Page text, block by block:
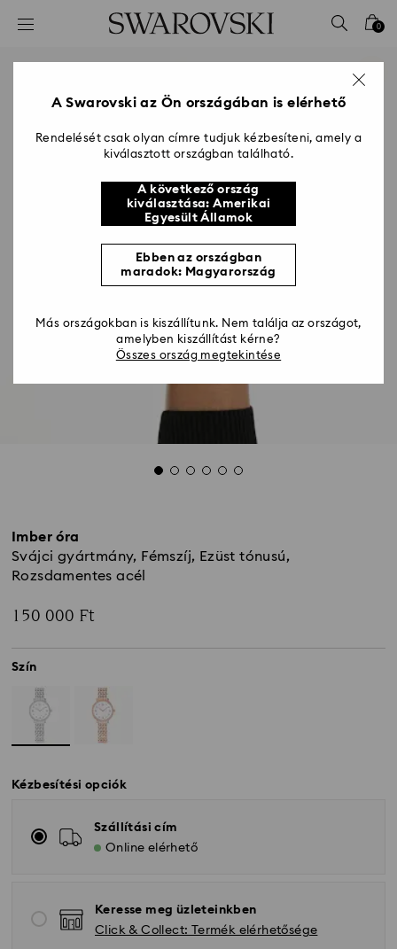
Hozzáférési-kulcs lista
2 - Lábléc
0
Imber óra
Svájci gyártmány, Fémszíj, Ezüst tónusú,
Rozsdamentes acél
150 000 Ft
Szín
Kézbesítési opciók
Szállítási cím
Online elérhető
Keresse meg üzleteinkben
Click & Collect: Termék elérhetősége
A Swarovski az Ön országában is elérhető
Rendelését csak olyan címre tudjuk kézbesíteni, amely a
kiválasztott országban található.
A következő ország
kiválasztása: Amerikai
Egyesült Államok
Ebben az országban
maradok: Magyarország
Más országokban is kiszállítunk. Nem találja az országot,
amelyben kiszállítást kérne?
Összes ország megtekintése